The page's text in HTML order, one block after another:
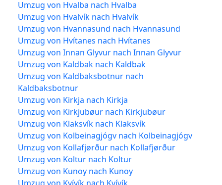
Umzug von Hvalba nach Hvalba
Umzug von Hvalvík nach Hvalvík
Umzug von Hvannasund nach Hvannasund
Umzug von Hvítanes nach Hvítanes
Umzug von Innan Glyvur nach Innan Glyvur
Umzug von Kaldbak nach Kaldbak
Umzug von Kaldbaksbotnur nach
Kaldbaksbotnur
Umzug von Kirkja nach Kirkja
Umzug von Kirkjubøur nach Kirkjubøur
Umzug von Klaksvík nach Klaksvík
Umzug von Kolbeinagjógv nach Kolbeinagjógv
Umzug von Kollafjørður nach Kollafjørður
Umzug von Koltur nach Koltur
Umzug von Kunoy nach Kunoy